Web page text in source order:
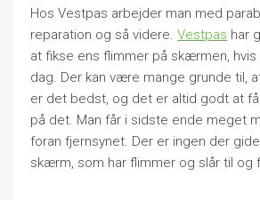
Hos Vestpas arbejder man med
reparation og så videre. Vestpas har
at fikse ens flimmer på skærmen,
dag. Der kan være mange grunde til,
er det bedst, og det er altid godt at
på det. Man får i sidste ende meget
foran fjernsynet. Der er ingen der
skærm, som har flimmer og slår til og